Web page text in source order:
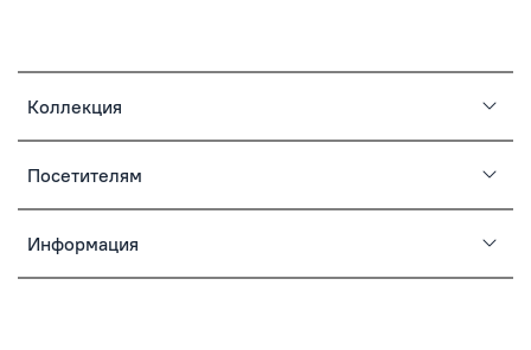
Коллекция
Посетителям
Информация